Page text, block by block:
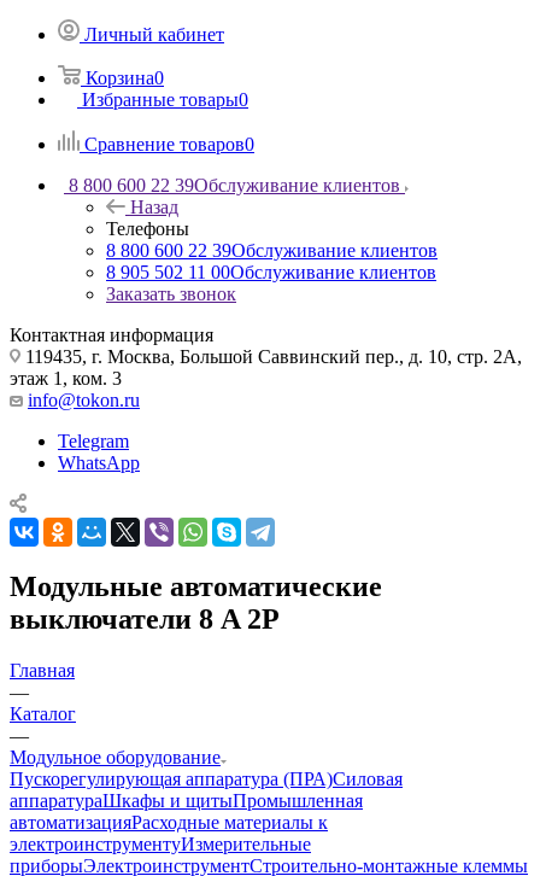
Личный кабинет
Корзина0
Избранные товары0
Сравнение товаров0
8 800 600 22 39Обслуживание клиентов
Назад
Телефоны
8 800 600 22 39Обслуживание клиентов
8 905 502 11 00Обслуживание клиентов
Заказать звонок
Контактная информация
119435, г. Москва, Большой Саввинский пер., д. 10, стр. 2А,
этаж 1, ком. 3
info@tokon.ru
Telegram
WhatsApp
Модульные автоматические
выключатели 8 A 2P
Главная
—
Каталог
—
Модульное оборудование
Пускорегулирующая аппаратура (ПРА)Силовая
аппаратураШкафы и щитыПромышленная
автоматизацияРасходные материалы к
электроинструментуИзмерительные
приборыЭлектроинструментСтроительно-монтажные клеммы